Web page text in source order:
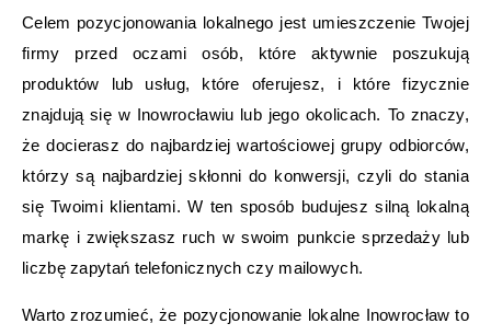
Celem pozycjonowania lokalnego jest umieszczenie Twojej
firmy przed oczami osób, które aktywnie poszukują
produktów lub usług, które oferujesz, i które fizycznie
znajdują się w Inowrocławiu lub jego okolicach. To znaczy,
że docierasz do najbardziej wartościowej grupy odbiorców,
którzy są najbardziej skłonni do konwersji, czyli do stania
się Twoimi klientami. W ten sposób budujesz silną lokalną
markę i zwiększasz ruch w swoim punkcie sprzedaży lub
liczbę zapytań telefonicznych czy mailowych.
Warto zrozumieć, że pozycjonowanie lokalne Inowrocław to